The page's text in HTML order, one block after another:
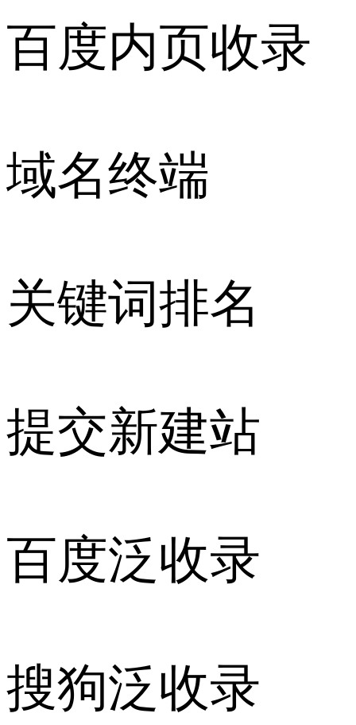
百度内页收录
域名终端
关键词排名
提交新建站
百度泛收录
搜狗泛收录